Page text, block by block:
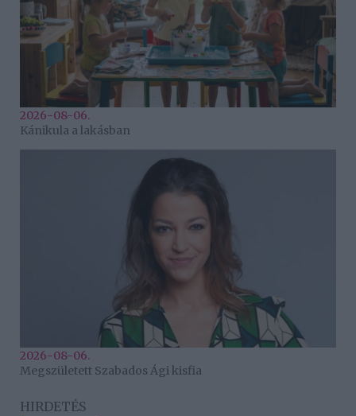
2026-08-06.
Kánikula a lakásban
2026-08-06.
Megszületett Szabados Ági kisfia
HIRDETÉS